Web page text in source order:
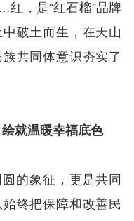
，是“红石榴”品牌
破土而生，在天山
共同体意识夯实了
就温暖幸福底色
的象征，更是共同
终把保障和改善民